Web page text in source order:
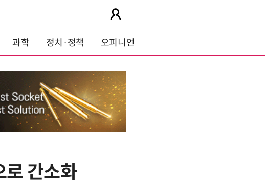
과학 정치·정책 오피니언
간소화